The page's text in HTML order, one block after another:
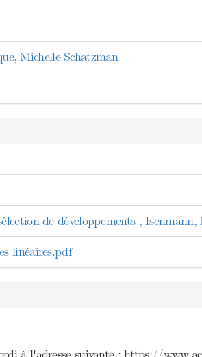
Michelle Schatzman
de développements , Isenmann,
linéaires.pdf